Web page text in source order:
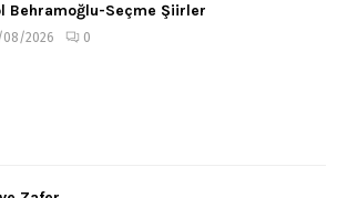
Behramoğlu-Seçme Şiirler
08/2026 0